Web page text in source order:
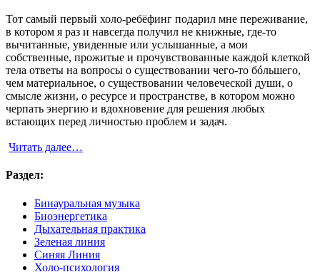
Тот самый первый холо-ребёфинг подарил мне переживание,
в котором я раз и навсегда получил не книжные, где-то
вычитанные, увиденные или услышанные, а мои
собственные, прожитые и прочувствованные каждой клеткой
тела ответы на вопросы о существовании чего-то бóльшего,
чем материальное, о существовании человеческой души, о
смысле жизни, о ресурсе и пространстве, в котором можно
черпать энергию и вдохновение для решения любых
встающих перед личностью проблем и задач.
Читать далее…
Раздел:
Бинауральная музыка
Биоэнергетика
Дыхательная практика
Зеленая линия
Синяя Линия
Холо-психология